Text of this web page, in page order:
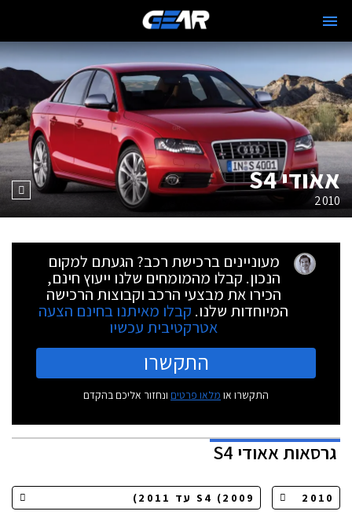
אאודי S4
2010
מעוניינים ברכישת רכב? הגעתם למקום
הנכון. קבלו מהמומחים שלנו ייעוץ חינם,
הכירו את מבצעי הרכב וקבוצות הרכישה
המיוחדות שלנו. קבלו מאיתנו בחינם הצעה
אטרקטיבית עכשיו
התקשרו
התקשרו או מלאו פרטים ונחזור אליכם בהקדם
גרסאותאאודי S4